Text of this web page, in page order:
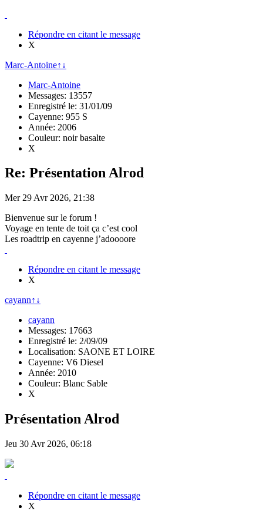
Répondre en citant le message
X
Marc-Antoine↑ ↓
Marc-Antoine
Messages: 13557
Enregistré le: 31/01/09
Cayenne: 955 S
Année: 2006
Couleur: noir basalte
X
Re: Présentation Alrod
Mer 29 Avr 2026, 21:38
Bienvenue sur le forum !
Voyage en tente de toit ça c’est cool
Les roadtrip en cayenne j’adoooore
Répondre en citant le message
X
cayann↑ ↓
cayann
Messages: 17663
Enregistré le: 2/09/09
Localisation: SAONE ET LOIRE
Cayenne: V6 Diesel
Année: 2010
Couleur: Blanc Sable
X
Présentation Alrod
Jeu 30 Avr 2026, 06:18
Répondre en citant le message
X